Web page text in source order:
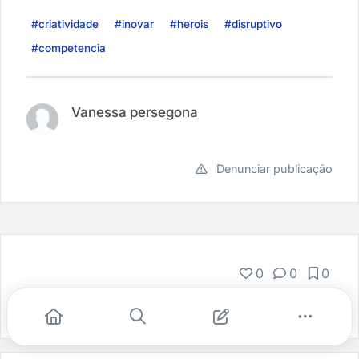
#criatividade #inovar #herois
#disruptivo
#competencia
Vanessa persegona
Denunciar publicação
0 0 0